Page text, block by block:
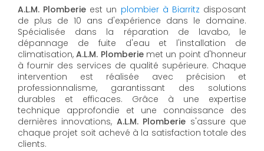
A.L.M. Plomberie est un plombier à Biarritz disposant
de plus de 10 ans d'expérience dans le domaine.
Spécialisée dans la réparation de lavabo, le
dépannage de fuite d'eau et l'installation de
climatisation,A.L.M. Plomberiemet un point d'honneur
à fournir des services de qualité supérieure. Chaque
intervention est réalisée avec précision et
professionnalisme, garantissant des solutions
durables et efficaces. Grâce à une expertise
technique approfondie et une connaissance des
dernières innovations, A.L.M. Plomberie s'assure que
chaque projet soit achevé à la satisfaction totale des
clients.